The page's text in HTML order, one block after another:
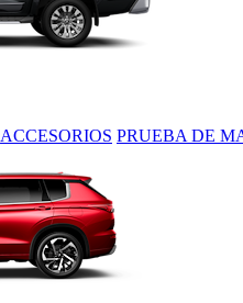
ACCESORIOS PRUEBA DE